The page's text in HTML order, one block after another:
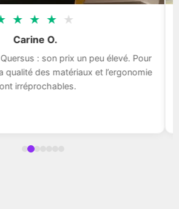
★ ★ ★ ★
Carine O.
: son prix un peu élevé. Pour
qualité des matériaux et l’ergonomie
irréprochables.